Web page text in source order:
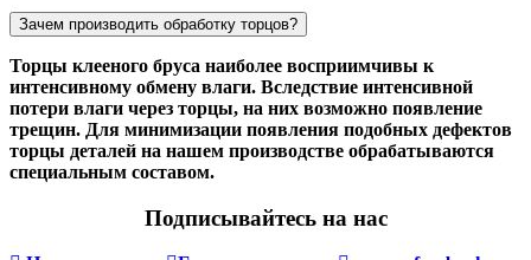
Зачем производить обработку торцов?
Торцы клееного бруса наиболее восприимчивы к
интенсивному обмену влаги. Вследствие интенсивной
потери влаги через торцы, на них возможно появление
трещин. Для минимизации появления подобных дефектов
торцы деталей на нашем производстве обрабатываются
специальным составом.
Подписывайтесь на нас